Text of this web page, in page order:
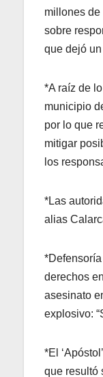
millones de
sobre
que dejó
*A raíz de
municipio
por lo que
mitigar
los
*Las
alias
derechos
asesinato
explosivo:
*El
que resultó